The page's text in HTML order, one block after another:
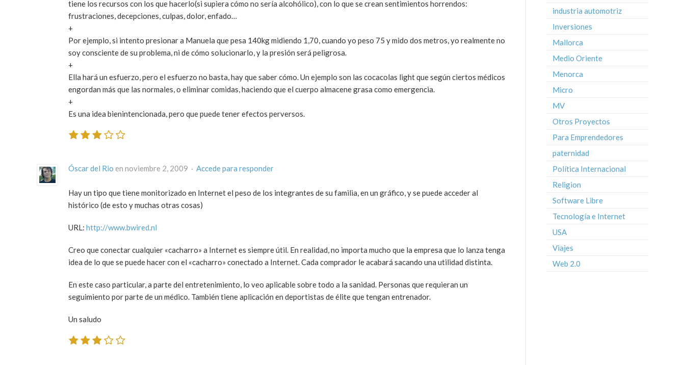
tiene los recursos con los que hacerlo(si supiera cómo no sería alcohólico), con lo que se crean sentimientos horrendos:
frustraciones, decepciones, culpas, dolor, enfado…
+
Por ejemplo, si intento presionar a Manuela que pesa 140kg midiendo 1,70, cuando yo peso 75 y mido dos metros, yo realmente no
soy consciente de su problema, ni de cómo solucionarlo, y la presión será peligrosa.
+
Ella hará un esfuerzo, pero el esfuerzo no basta, hay que saber cómo. Un ejemplo son las cocacolas light que según ciertos médicos
engordan más que las normales, o eliminar comidas, haciendo que el cuerpo almacene grasa como emergencia.
+
Es una idea bienintencionada, pero que puede tener efectos perversos.
Óscar del Rio en noviembre 2, 2009 · Accede para responder
Hay un tipo que tiene monitorizado en Internet el peso de los integrantes de su familia, en un gráfico, y se puede acceder al
histórico (de esto y muchas otras cosas)
URL: http://www.bwired.nl
Creo que conectar cualquier «cacharro» a Internet es siempre útil. En realidad, no importa mucho que la empresa que lo lanza tenga
idea de lo que se puede hacer con el «cacharro» conectado a Internet. Cada comprador le acabará sacando una utilidad distinta.
En este caso particular, a parte del entretenimiento, lo veo aplicable sobre todo a la sanidad. Personas que requieran un
seguimiento por parte de un médico. También tiene aplicación en deportistas de élite que tengan entrenador.
Un saludo
industria automotriz
Inversiones
Mallorca
Medio Oriente
Menorca
Micro
MV
Otros Proyectos
Para Emprendedores
paternidad
Política Internacional
Religion
Software Libre
Tecnología e Internet
USA
Viajes
Web 2.0